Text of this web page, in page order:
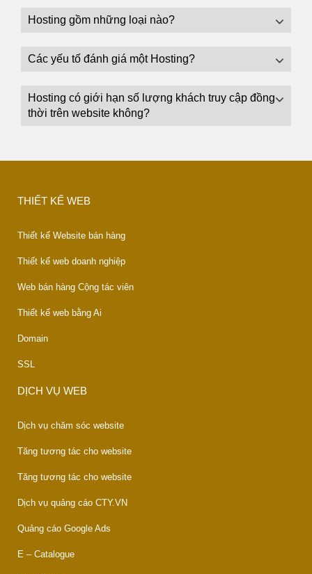
Hosting gồm những loại nào?
Các yếu tố đánh giá một Hosting?
Hosting có giới hạn số lượng khách truy cập đồng
thời trên website không?
THIẾT KẾ WEB
Thiết kế Website bán hàng
Thiết kế web doanh nghiệp
Web bán hàng Cộng tác viên
Thiết kế web bằng Ai
Domain
SSL
DỊCH VỤ WEB
Dịch vụ chăm sóc website
Tăng tương tác cho website
Tăng tương tác cho website
Dịch vụ quảng cáo CTY.VN
Quảng cáo Google Ads
E – Catalogue